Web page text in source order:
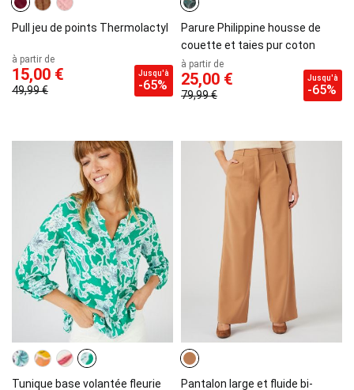
Pull jeu de points Thermolactyl
à partir de
15,00 €
49,99 €
Jusqu'à
-65%
Parure Philippine housse de
couette et taies pur coton
à partir de
25,00 €
79,99 €
Jusqu'à
-65%
Tunique base volantée fleurie Pantalon large et fluide bi-